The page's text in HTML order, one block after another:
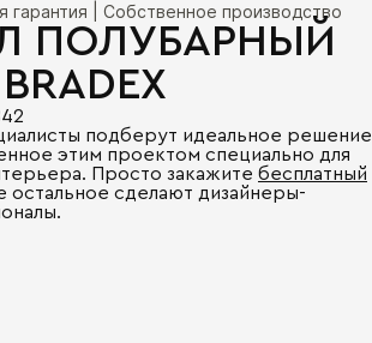
гарантия | Собственное производство
ПОЛУБАРНЫЙ
подберут идеальное решение
этим проектом специально для
Просто закажите бесплатный
остальное сделают дизайнеры-